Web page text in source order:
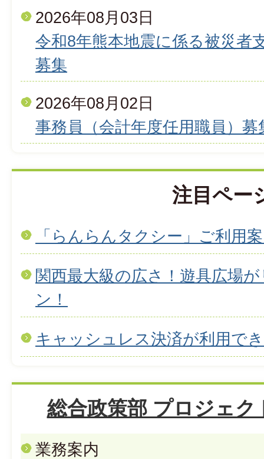
2026年08月03日
令和8年熊本地震に係る被災者
募集
2026年08月02日
事務員（会計年度任用職員）募
注目ペー
「らんらんタクシー」ご利用
関西最大級の広さ！遊具広場
ン！
キャッシュレス決済が利用で
総合政策部 プロジェク
業務案内